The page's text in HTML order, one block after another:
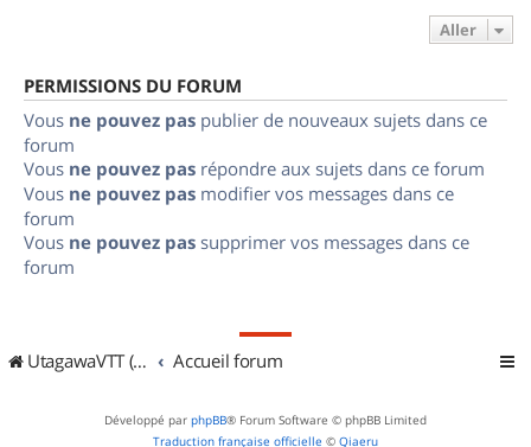
Aller
PERMISSIONS DU FORUM
Vous ne pouvez pas publier de nouveaux sujets dans ce
forum
Vous ne pouvez pas répondre aux sujets dans ce forum
Vous ne pouvez pas modifier vos messages dans ce
forum
Vous ne pouvez pas supprimer vos messages dans ce
forum
UtagawaVTT (Randos VTT et VTTAE avec traces GPS) Accueil forum
Développé par phpBB® Forum Software © phpBB Limited
Traduction française officielle © Qiaeru